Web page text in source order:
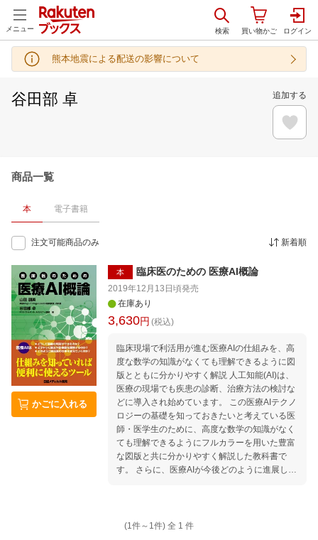
メニュー
熊本地震による配送の影響について
谷田部 卓 追加する
商品一覧
本 電子書籍
注文可能商品のみ 新着順
かごに入れる
本 臨床医のための 医療AI概論
2019年12月13日頃発売
在庫あり
3,630円 (税込)
臨床現場で利活用が進む医療AIの仕組みを、高
度な数学の知識がなくても理解できるように図
版とともに分かりやすく解説 人工知能(AI)は、
医療の現場でも疾患の診断、治療方法の検討な
どに導入され始めています。 この医療AIテクノ
ロジーの基礎を知っておきたいと考えている医
師・医学生のために、高度な数学の知識がなく
ても理解できるようにフルカラーを用いた豊富
な図版と共に分かりやすく解説した教科書で
す。 さらに、医療AIが今後どのように進展して
がどのように関わってくるかについて、興味を
(1件～ 1件) 全 1 件